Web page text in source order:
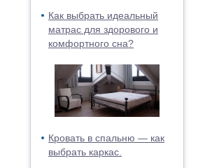
Как выбрать идеальный
матрас для здорового и
комфортного сна?
Кровать в спальню — как
выбрать каркас.